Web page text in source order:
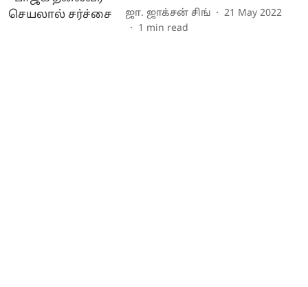
ஜா. ஜாக்சன் சிங்
21 May 2022
1 min read